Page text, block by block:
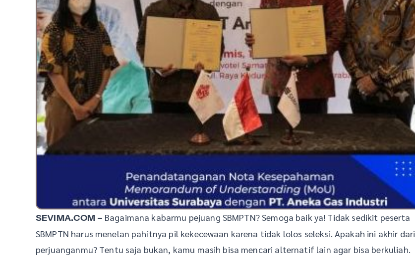
SEVIMA.COM – Bagaimana kabarmu pejuang SBMPTN? Semoga baik ya! Tidak sedikit peserta
SBMPTN harus menelan pahitnya pil kekecewaan karena tidak lolos seleksi. Apakah ini akhir dari
perjuanganmu? Tentu saja bukan, kamu masih bisa mencari alternatif lain agar bisa berkuliah.